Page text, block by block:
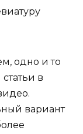
одно и то
в
вариант